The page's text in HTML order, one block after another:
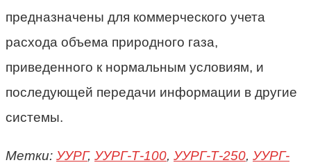
предназначены для коммерческого учета
расхода объема природного газа,
приведенного к нормальным условиям, и
последующей передачи информации в другие
системы.
Метки: УУРГ, УУРГ-Т-100, УУРГ-Т-250, УУРГ-